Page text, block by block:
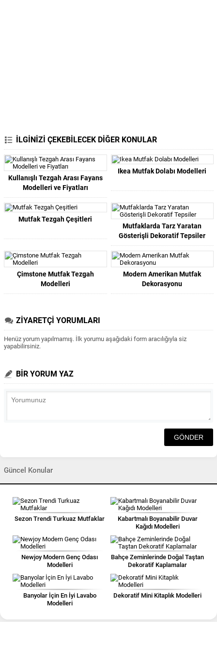
İLGİNİZİ ÇEKEBİLECEK DİĞER KONULAR
Kullanışlı Tezgah Arası Fayans
Modelleri ve Fiyatları
Ikea Mutfak Dolabı Modelleri
Mutfak Tezgah Çeşitleri
Mutfaklarda Tarz Yaratan
Gösterişli Dekoratif Tepsiler
Çimstone Mutfak Tezgah
Modelleri
Modern Amerikan Mutfak
Dekorasyonu
ZİYARETÇİ YORUMLARI
Henüz yorum yapılmamış. İlk yorumu aşağıdaki form aracılığıyla siz
yapabilirsiniz.
BİR YORUM YAZ
Güncel Konular
Sezon Trendi Turkuaz Mutfaklar
Kabartmalı Boyanabilir Duvar
Kağıdı Modelleri
Newjoy Modern Genç Odası
Modelleri
Bahçe Zeminlerinde Doğal Taştan
Dekoratif Kaplamalar
Banyolar İçin En İyi Lavabo
Modelleri
Dekoratif Mini Kitaplık Modelleri